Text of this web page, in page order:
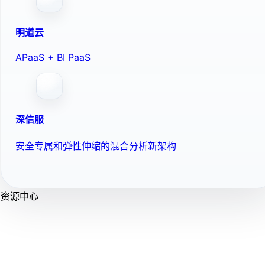
明道云
APaaS + BI PaaS
深信服
安全专属和弹性伸缩的混合分析新架构
资源中心